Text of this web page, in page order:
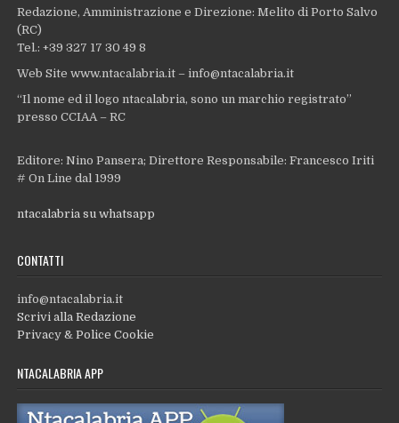
Redazione, Amministrazione e Direzione: Melito di Porto Salvo
(RC)
Tel.: +39 327 17 30 49 8
Web Site www.ntacalabria.it – info@ntacalabria.it
“Il nome ed il logo ntacalabria, sono un marchio registrato”
presso CCIAA – RC
Editore: Nino Pansera; Direttore Responsabile: Francesco Iriti
# On Line dal 1999
ntacalabria su whatsapp
CONTATTI
info@ntacalabria.it
Scrivi alla Redazione
Privacy & Police Cookie
NTACALABRIA APP